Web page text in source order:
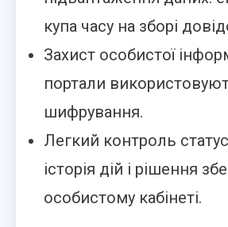
купа часу на зборі
Захист особистої
портали
шифрування.
Легкий контроль
історія дій і рішення
особистому кабінеті.